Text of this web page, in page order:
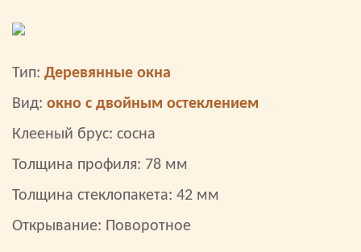
Тип: Деревянные окна
Вид: окно с двойным остеклением
Клееный брус: сосна
Толщина профиля: 78 мм
Толщина стеклопакета: 42 мм
Открывание: Поворотное